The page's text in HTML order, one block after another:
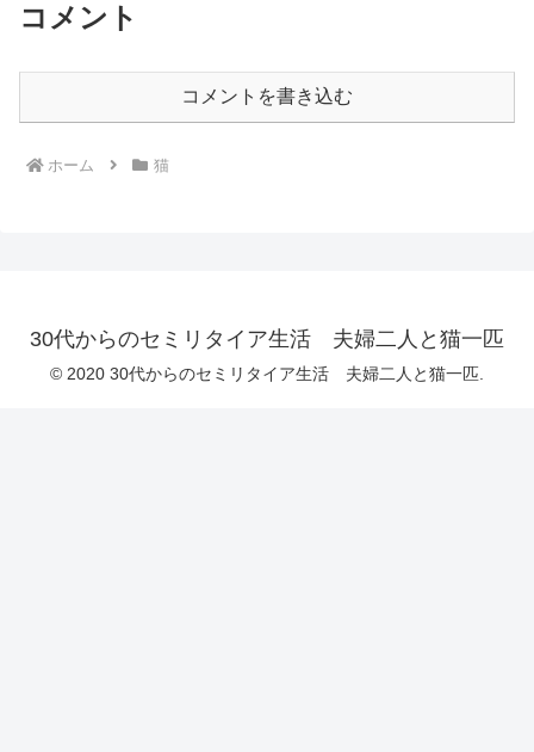
コメント
コメントを書き込む
ホーム 猫
30代からのセミリタイア生活 夫婦二人と猫一匹
© 2020 30代からのセミリタイア生活 夫婦二人と猫一匹.